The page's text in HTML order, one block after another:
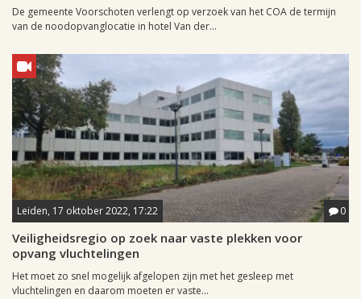
De gemeente Voorschoten verlengt op verzoek van het COA de termijn
van de noodopvanglocatie in hotel Van der...
Leiden, 17 oktober 2022, 17:22 0
Veiligheidsregio op zoek naar vaste plekken voor
opvang vluchtelingen
Het moet zo snel mogelijk afgelopen zijn met het gesleep met
vluchtelingen en daarom moeten er vaste...